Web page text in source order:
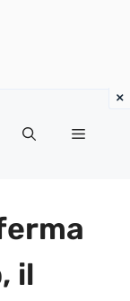
Menu
il